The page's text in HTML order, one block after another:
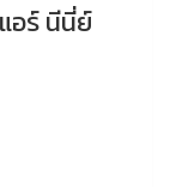
อร์ นีนี่ย์